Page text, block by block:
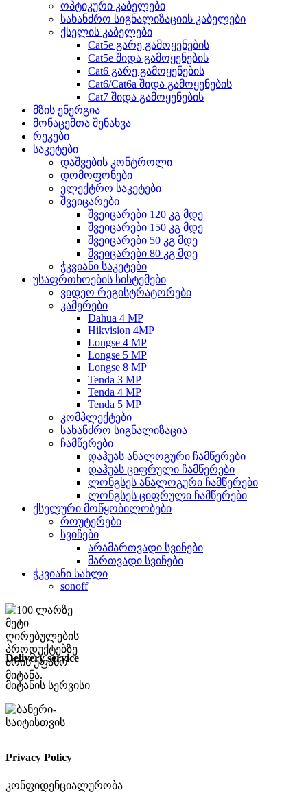
ოპტიკური კაბელები
სახანძრო სიგნალიზაციის კაბელები
ქსელის კაბელები
Cat5e გარე გამოყენების
Cat5e შიდა გამოყენების
Cat6 გარე გამოყენების
Cat6/Cat6a შიდა გამოყენების
Cat7 შიდა გამოყენების
მზის ენერგია
მონაცემთა შენახვა
რეკები
საკეტები
დაშვების კონტროლი
დომოფონები
ელექტრო საკეტები
შვეიცარები
შვეიცარები 120 კგ მდე
შვეიცარები 150 კგ მდე
შვეიცარები 50 კგ მდე
შვეიცარები 80 კგ მდე
ჭკვიანი საკეტები
უსაფრთხოების სისტემები
ვიდეო რეგისტრატორები
კამერები
Dahua 4 MP
Hikvision 4MP
Longse 4 MP
Longse 5 MP
Longse 8 MP
Tenda 3 MP
Tenda 4 MP
Tenda 5 MP
კომპლექტები
სახანძრო სიგნალიზაცია
ჩამწერები
დაჰუას ანალოგური ჩამწერები
დაჰუას ციფრული ჩამწერები
ლონგსეს ანალოგური ჩამწერები
ლონგსეს ციფრული ჩამწერები
ქსელური მოწყობილობები
როუტერები
სვიჩები
არამართვადი სვიჩები
მართვადი სვიჩები
ჭკვიანი სახლი
sonoff
Delivery service
მიტანის სერვისი
Privacy Policy
კონფიდენციალურობა